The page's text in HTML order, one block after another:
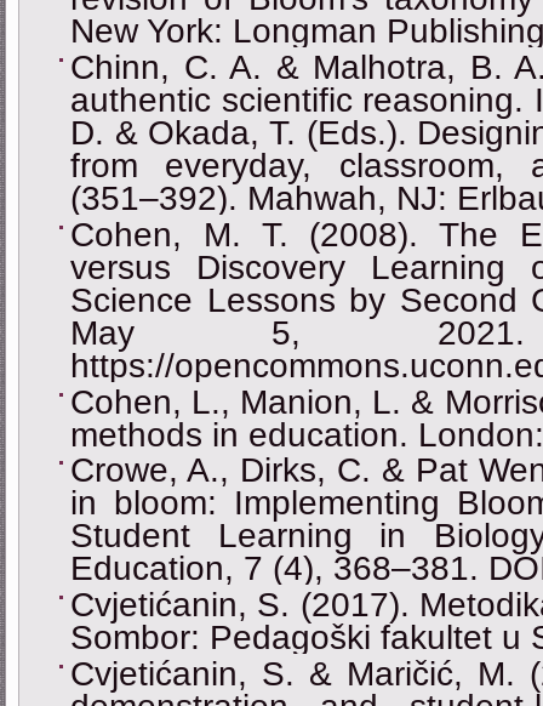
New York: Longman
Chinn, C. A. & Malhotra, B.
authentic scientific reasoning.
D. & Okada, T. (Eds.).
from everyday, classroom,
(351–392). Mahwah, NJ:
Cohen, M. T. (2008). The
versus Discovery Learning
Science Lessons by Second
May 5,
https://
Cohen, L., Manion, L. &
methods in education.
Crowe, A., Dirks, C. & Pat
in bloom: Implementing
Student Learning in
Education, 7 (4), 368–381.
Cvjetićanin, S. (2017).
Sombor: Pedagoški fakultet u
Cvjetićanin, S. & Maričić, M.